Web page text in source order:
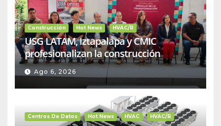
Construcción Hot News HVAC/R
USG LATAM, Iztapalapa y CMIC
profesionalizan la construcción
Ago 6, 2026
Centros De Datos Hot News HVAC HVAC/R